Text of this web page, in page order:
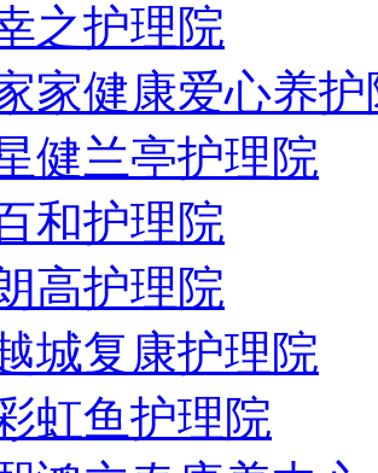
之护理院
家健康爱心养护
健兰亭护理院
和护理院
高护理院
城复康护理院
虹鱼护理院